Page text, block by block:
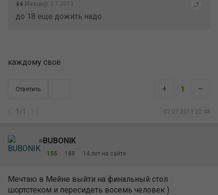
lifesux@ 2.7.2013
до 18 еще дожить надо
каждому свое
Ответить
1 /1 02.07.2013 22:48
+ 1 –
BUBONIK
155 188 14 лет на сайте
Мечтаю в Мейне выйти на финальный стол
шортстеком и пересидеть восемь человек )